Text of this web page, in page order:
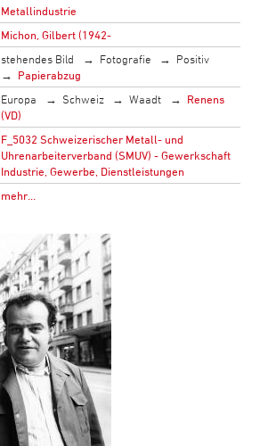
Metallindustrie
Michon, Gilbert (1942-
stehendes Bild Fotografie
Positiv
Papierabzug
Europa Schweiz Waadt
Renens
(VD)
F_5032 Schweizerischer Metall- und
Uhrenarbeiterverband (SMUV) - Gewerkschaft
Industrie, Gewerbe, Dienstleistungen
mehr…